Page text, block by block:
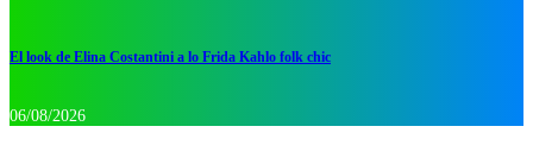
El look de Elina Costantini a lo Frida Kahlo folk chic
06/08/2026